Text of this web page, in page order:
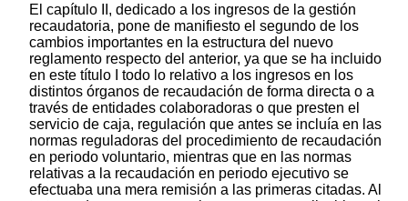
El capítulo II, dedicado a los ingresos de la gestión
recaudatoria, pone de manifiesto el segundo de los
cambios importantes en la estructura del nuevo
reglamento respecto del anterior, ya que se ha incluido
en este título I todo lo relativo a los ingresos en los
distintos órganos de recaudación de forma directa o a
través de entidades colaboradoras o que presten el
servicio de caja, regulación que antes se incluía en las
normas reguladoras del procedimiento de recaudación
en periodo voluntario, mientras que en las normas
relativas a la recaudación en periodo ejecutivo se
efectuaba una mera remisión a las primeras citadas. Al